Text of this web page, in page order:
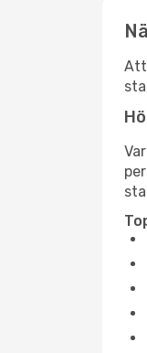
Att